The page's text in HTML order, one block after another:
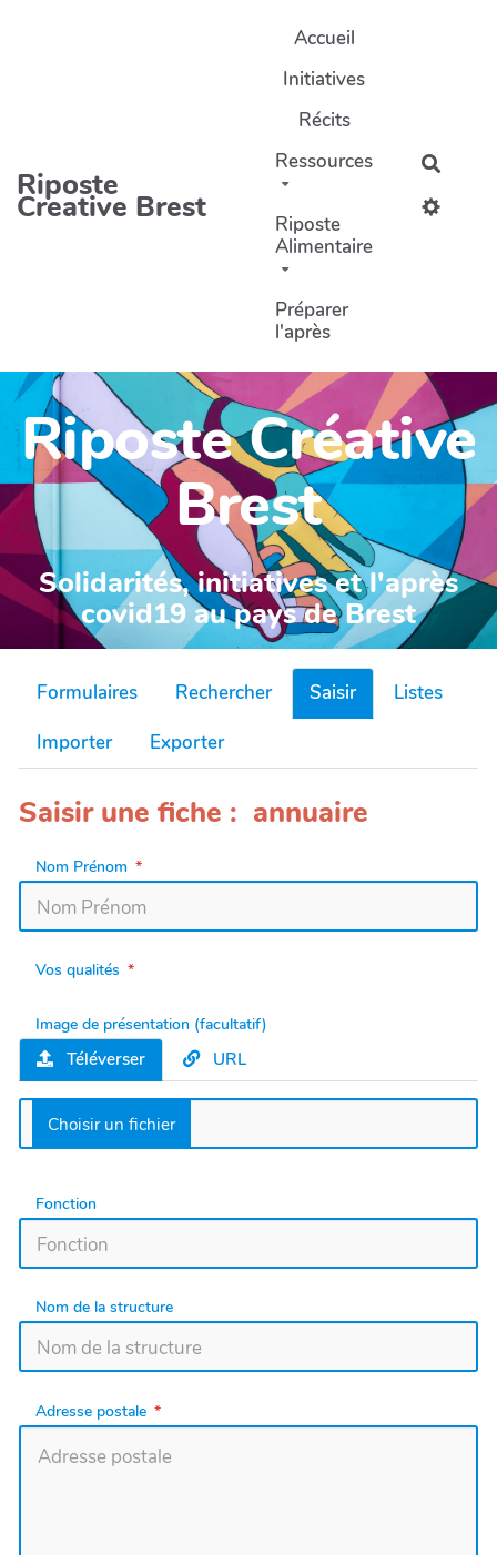
Riposte
Creative Brest
Accueil
Initiatives
Récits
Ressources
Riposte
Alimentaire
Préparer
l'après
Riposte Créative
Brest
Solidarités, initiatives et l'après
covid19 au pays de Brest
Formulaires Rechercher Saisir
Listes
Importer
Exporter
Saisir une fiche : annuaire
Nom Prénom
Vos qualités
Image de présentation (facultatif)
Téléverser URL
Fonction
Nom de la structure
Adresse postale